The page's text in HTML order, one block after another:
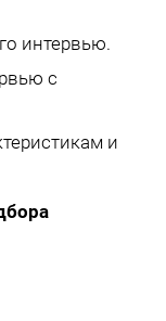
интервью.
с
и